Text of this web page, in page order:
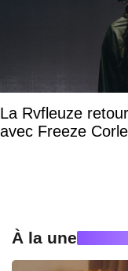
La Rvfleuze
avec Freeze
À la une